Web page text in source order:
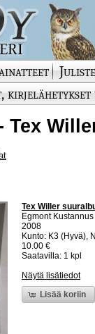
kirjelähetykset
Tex
Tex Willer
Egmont Kustannus
2008
Kunto: K3 (Hyvä),
10.00 €
Saatavilla: 1 kpl
Näytä lisätiedot
Lisää koriin